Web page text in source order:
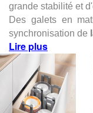
grande stabilité et
Des galets en
synchronisation de
Lire plus